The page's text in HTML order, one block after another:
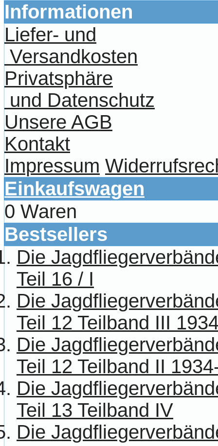
Informationen
Liefer- und
Versandkosten
Privatsphäre
und Datenschutz
Unsere AGB
Kontakt
Impressum
Einkaufswagen
0 Waren
Bestsellers
Die
Teil 16 / I
Die
Teil 12 Teilband III
Die
Teil 12 Teilband II
Die
Teil 13 Teilband IV
Die